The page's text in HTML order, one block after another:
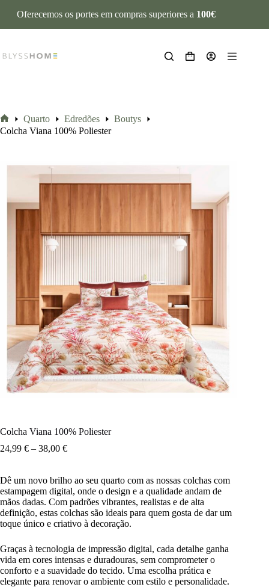
Oferecemos os portes em compras superiores a 100€
Quarto Edredões
Boutys
Colcha Viana 100% Poliester
Colcha Viana 100% Poliester
24,99 € – 38,00 €
Dê um novo brilho ao seu quarto com as nossas colchas com
estampagem digital, onde o design e a qualidade andam de
mãos dadas. Com padrões vibrantes, realistas e de alta
definição, estas colchas são ideais para quem gosta de dar um
toque único e criativo à decoração.
Graças à tecnologia de impressão digital, cada detalhe ganha
vida em cores intensas e duradouras, sem comprometer o
conforto e a suavidade do tecido. Uma escolha prática e
elegante para renovar o ambiente com estilo e personalidade.